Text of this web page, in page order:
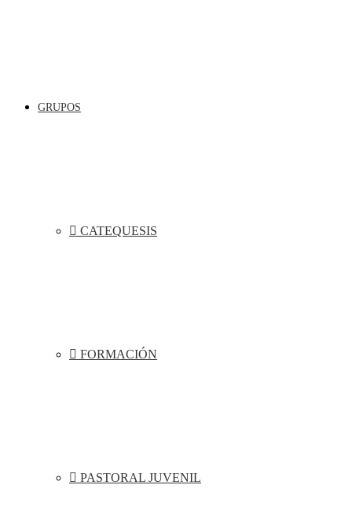
GRUPOS
CATEQUESIS
FORMACIÓN
PASTORAL JUVENIL